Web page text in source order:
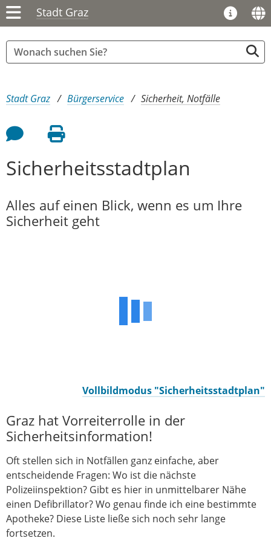
Stadt Graz
Sie sind hier:
Stadt Graz Bürgerservice Sicherheit, Notfälle
Feedback an Autor
Seite drucken
Sicherheitsstadtplan
Alles auf einen Blick, wenn es um Ihre
Sicherheit geht
Vollbildmodus "Sicherheitsstadtplan"
Graz hat Vorreiterrolle in der
Sicherheitsinformation!
Oft stellen sich in Notfällen ganz einfache, aber
entscheidende Fragen: Wo ist die nächste
Polizeiinspektion? Gibt es hier in unmittelbarer Nähe
einen Defibrillator? Wo genau finde ich eine bestimmte
Apotheke? Diese Liste ließe sich noch sehr lange
fortsetzen.